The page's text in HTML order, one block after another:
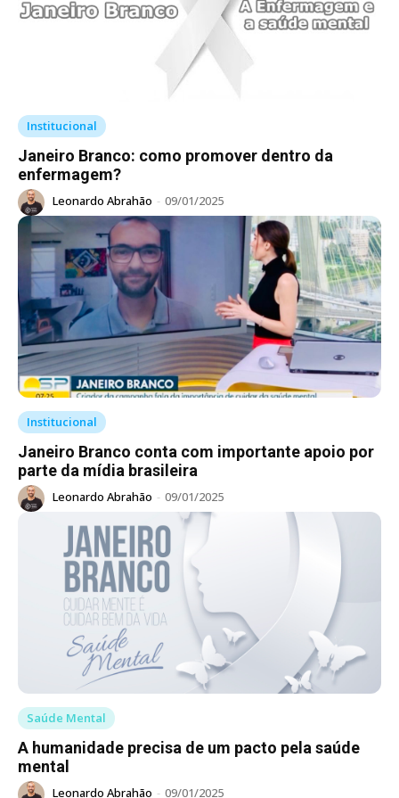
Institucional
Janeiro Branco: como promover dentro da
enfermagem?
Leonardo Abrahão - 09/01/2025
Institucional
Janeiro Branco conta com importante apoio por
parte da mídia brasileira
Leonardo Abrahão - 09/01/2025
Saúde Mental
A humanidade precisa de um pacto pela saúde
mental
Leonardo Abrahão - 09/01/2025